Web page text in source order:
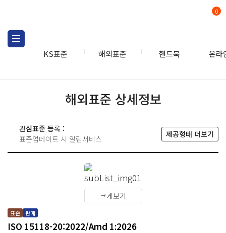
KS표준 해외표준 핸드북 온라
0
해외표준 상세정보
관심표준 등록 :
표준업데이트 시 알림서비스
제공형태 더보기
크게보기
표준 판매
ISO 15118-20:2022/Amd 1:2026